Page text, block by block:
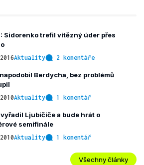
Sidorenko trefil vítězný úder přes
Aktuality 2 komentáře
Berdycha, bez problémů
Aktuality 1 komentář
Ljubičiče a bude hrát o
semifinále
Aktuality 1 komentář
Všechny články